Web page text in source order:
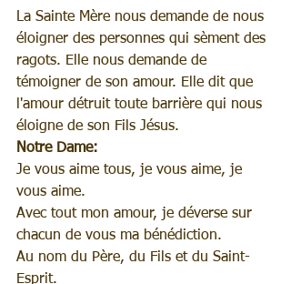
La Sainte Mère nous demande de nous
éloigner des personnes qui sèment des
ragots. Elle nous demande de
témoigner de son amour. Elle dit que
l'amour détruit toute barrière qui nous
éloigne de son Fils Jésus.
Notre Dame:
Je vous aime tous, je vous aime, je
vous aime.
Avec tout mon amour, je déverse sur
chacun de vous ma bénédiction.
Au nom du Père, du Fils et du Saint-
Esprit.